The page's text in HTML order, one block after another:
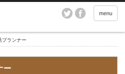
menu
プランナー
ー